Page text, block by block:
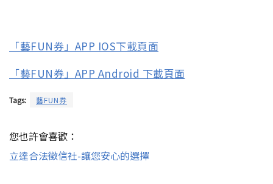
「藝FUN券」APP IOS下載頁面
「藝FUN券」APP Android 下載頁面
Tags: 藝FUN券
您也許會喜歡：
立達合法徵信社-讓您安心的選擇